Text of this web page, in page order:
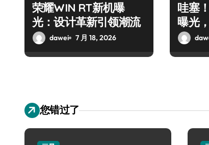
荣耀WIN RT新机曝
光：设计革新引领潮流
dawei 7 月 18, 2026
哇塞
曝光
动！
您错过了